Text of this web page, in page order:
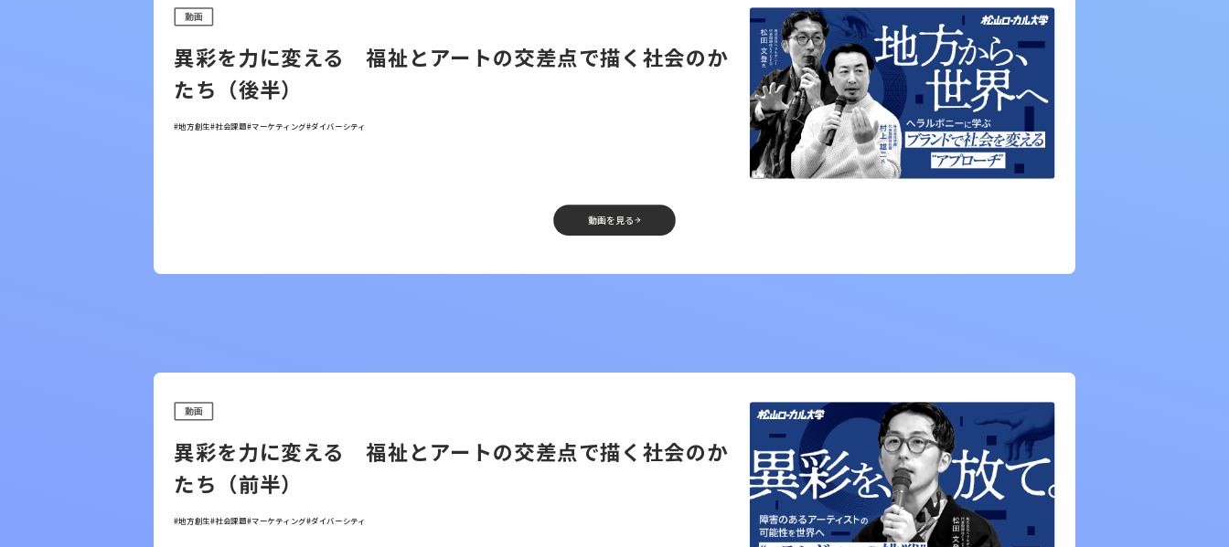
動画
異彩を力に変える 福祉とアートの交差点で描く社会のか
たち（後半）
#地方創生#社会課題#マーケティング#ダイバーシティ
動画を見る
動画
異彩を力に変える 福祉とアートの交差点で描く社会のか
たち（前半）
#地方創生#社会課題#マーケティング#ダイバーシティ